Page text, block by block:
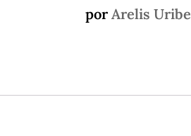
por Arelis Uribe